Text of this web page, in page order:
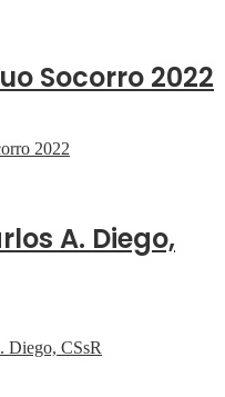
Socorro 2022
A. Diego,